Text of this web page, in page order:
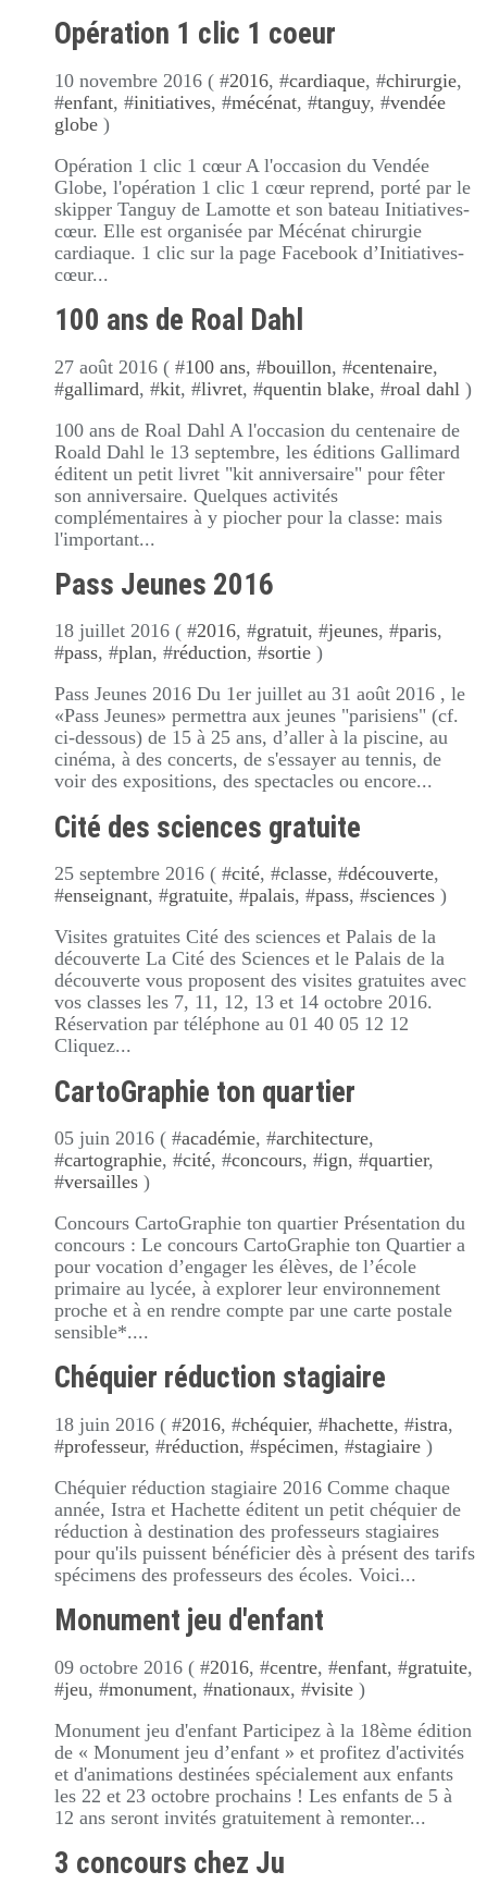
Opération 1 clic 1 coeur
10 novembre 2016 ( #2016, #cardiaque, #chirurgie,
#enfant, #initiatives, #mécénat, #tanguy, #vendée
globe )
Opération 1 clic 1 cœur A l'occasion du Vendée
Globe, l'opération 1 clic 1 cœur reprend, porté par le
skipper Tanguy de Lamotte et son bateau Initiatives-
cœur. Elle est organisée par Mécénat chirurgie
cardiaque. 1 clic sur la page Facebook d’Initiatives-
cœur...
100 ans de Roal Dahl
27 août 2016 ( #100 ans, #bouillon, #centenaire,
#gallimard, #kit, #livret, #quentin blake, #roal dahl )
100 ans de Roal Dahl A l'occasion du centenaire de
Roald Dahl le 13 septembre, les éditions Gallimard
éditent un petit livret "kit anniversaire" pour fêter
son anniversaire. Quelques activités
complémentaires à y piocher pour la classe: mais
l'important...
Pass Jeunes 2016
18 juillet 2016 ( #2016, #gratuit, #jeunes, #paris,
#pass, #plan, #réduction, #sortie )
Pass Jeunes 2016 Du 1er juillet au 31 août 2016 , le
«Pass Jeunes» permettra aux jeunes "parisiens" (cf.
ci-dessous) de 15 à 25 ans, d’aller à la piscine, au
cinéma, à des concerts, de s'essayer au tennis, de
voir des expositions, des spectacles ou encore...
Cité des sciences gratuite
25 septembre 2016 ( #cité, #classe, #découverte,
#enseignant, #gratuite, #palais, #pass, #sciences )
Visites gratuites Cité des sciences et Palais de la
découverte La Cité des Sciences et le Palais de la
découverte vous proposent des visites gratuites avec
vos classes les 7, 11, 12, 13 et 14 octobre 2016.
Réservation par téléphone au 01 40 05 12 12
Cliquez...
CartoGraphie ton quartier
05 juin 2016 ( #académie, #architecture,
#cartographie, #cité, #concours, #ign, #quartier,
#versailles )
Concours CartoGraphie ton quartier Présentation du
concours : Le concours CartoGraphie ton Quartier a
pour vocation d’engager les élèves, de l’école
primaire au lycée, à explorer leur environnement
proche et à en rendre compte par une carte postale
sensible*....
Chéquier réduction stagiaire
18 juin 2016 ( #2016, #chéquier, #hachette, #istra,
#professeur, #réduction, #spécimen, #stagiaire )
Chéquier réduction stagiaire 2016 Comme chaque
année, Istra et Hachette éditent un petit chéquier de
réduction à destination des professeurs stagiaires
pour qu'ils puissent bénéficier dès à présent des tarifs
spécimens des professeurs des écoles. Voici...
Monument jeu d'enfant
09 octobre 2016 ( #2016, #centre, #enfant, #gratuite,
#jeu, #monument, #nationaux, #visite )
Monument jeu d'enfant Participez à la 18ème édition
de « Monument jeu d’enfant » et profitez d'activités
et d'animations destinées spécialement aux enfants
les 22 et 23 octobre prochains ! Les enfants de 5 à
12 ans seront invités gratuitement à remonter...
3 concours chez Ju